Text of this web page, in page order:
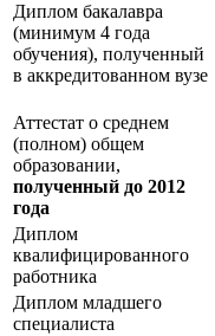
Диплом бакалавра
(минимум 4 года
обучения), полученный
в аккредитованном вузе
Аттестат о среднем
(полном) общем
образовании,
полученный до 2012
года
Диплом
квалифицированного
работника
Диплом младшего
специалиста